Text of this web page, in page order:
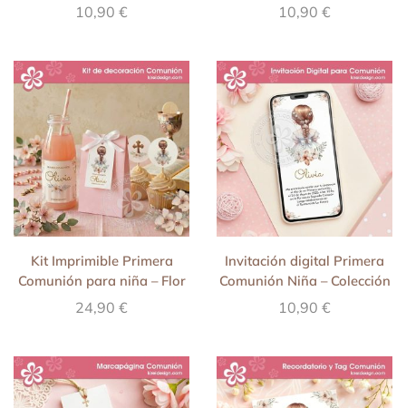
10,90 € 10,90 €
Kit Imprimible Primera
Comunión para niña – Flor
de Fe
24,90 €
Invitación digital Primera
Comunión Niña – Colección
Flor de Fe
10,90 €